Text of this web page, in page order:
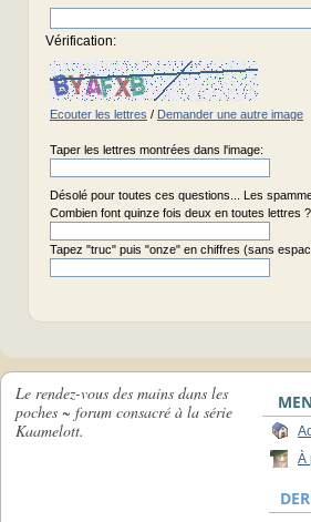
Vérification:
Ecouter les lettres / Demander une autre image
Taper les lettres montrées dans l'image:
Désolé pour toutes ces questions... Les
Combien font quinze fois deux en toutes lettres
Tapez "truc" puis "onze" en chiffres (sans
Le rendez-vous des mains dans les
poches ~ forum consacré à la série
Kaamelott.
À